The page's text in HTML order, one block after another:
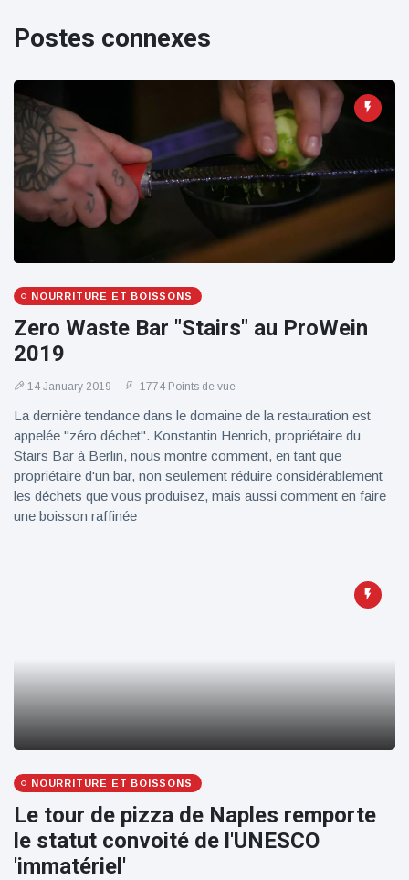
Le Roadster
le dernier
One-Off de
Maranello
Lotus dévoile
Emeya, sa
première
Hyper-GT
18 March
Points de vue
Postes connexes
NOURRITURE ET BOISSONS
Zero Waste Bar "Stairs" au ProWein
2019
14 January 2019 1774 Points de vue
La dernière tendance dans le domaine de la restauration est
appelée "zéro déchet". Konstantin Henrich, propriétaire du
Stairs Bar à Berlin, nous montre comment, en tant que
propriétaire d'un bar, non seulement réduire considérablement
les déchets que vous produisez, mais aussi comment en faire
une boisson raffinée
NOURRITURE ET BOISSONS
Le tour de pizza de Naples remporte
le statut convoité de l'UNESCO
'immatériel'